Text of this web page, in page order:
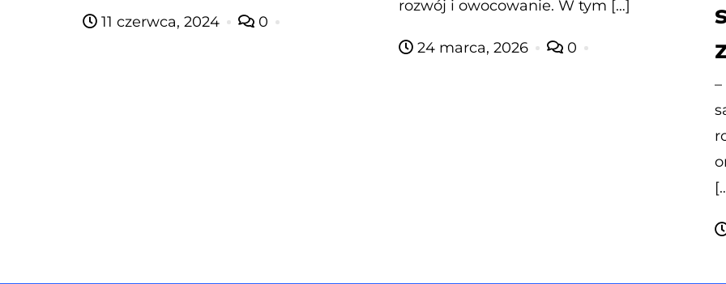
11 czerwca, 2024 0
rozwój i owocowanie. W tym […]
24 marca, 2026 0